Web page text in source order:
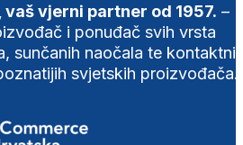
vjerni partner od 1957. –
i ponuđač svih vrsta
sunčanih naočala te
svjetskih proizvođača.